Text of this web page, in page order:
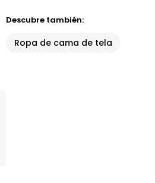
Descubre también:
Ropa de cama de tela